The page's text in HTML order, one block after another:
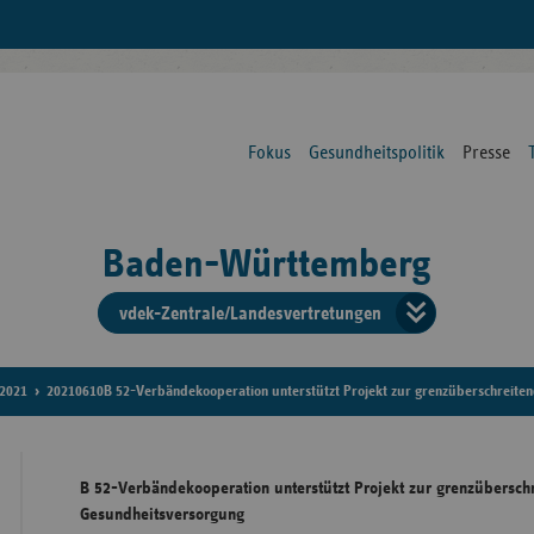
Fokus Gesundheitspolitik Presse
Baden-Württemberg
vdek-Zentrale/Landesvertretungen
der
2021 20210610B 52-Verbändekooperation unterstützt Projekt zur
B 52-Verbändekooperation unterstützt Projekt zur
Gesundheitsversorgung